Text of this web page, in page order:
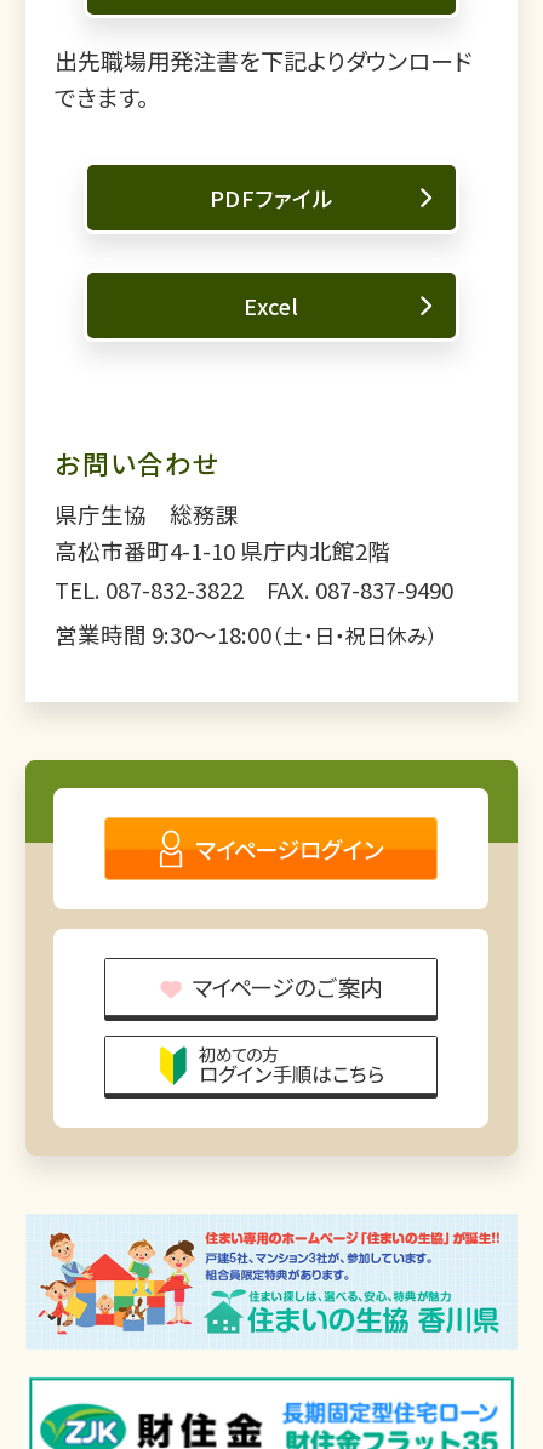
出先職場用発注書を下記よりダウンロード
できます。
PDFファイル
Excel
お問い合わせ
県庁生協 総務課
高松市番町4-1-10 県庁内北館2階
TEL. 087-832-3822 FAX. 087-837-9490
営業時間 9:30～18:00（土・日・祝日休み）